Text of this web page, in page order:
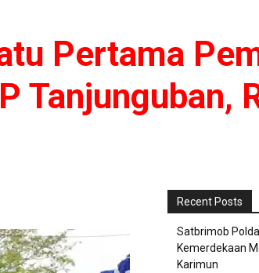
Pertama
Tanjunguban,
Recent Posts
Satbrimob
Kemerdekaan
Karimun